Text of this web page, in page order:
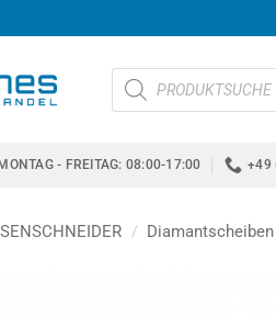
Products
search
MONTAG - FREITAG: 08:00-17:00 +49
/ Diamantscheiben